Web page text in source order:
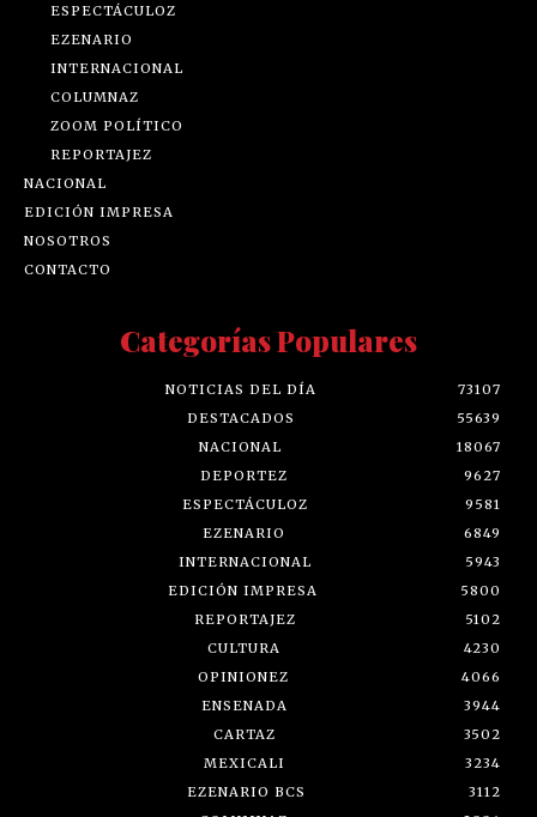
ESPECTÁCULOZ
EZENARIO
INTERNACIONAL
COLUMNAZ
ZOOM POLÍTICO
REPORTAJEZ
NACIONAL
EDICIÓN IMPRESA
NOSOTROS
CONTACTO
Categorías Populares
NOTICIAS DEL DÍA
73107
DESTACADOS
55639
NACIONAL
18067
DEPORTEZ
9627
ESPECTÁCULOZ
9581
EZENARIO
6849
INTERNACIONAL
5943
EDICIÓN IMPRESA
5800
REPORTAJEZ
5102
CULTURA
4230
OPINIONEZ
4066
ENSENADA
3944
CARTAZ
3502
MEXICALI
3234
EZENARIO BCS
3112